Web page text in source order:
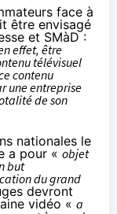
face à
être envisagé
et SMàD :
effet, être
télévisuel
contenu
une entreprise
de son
nationales le
a pour « objet
but
du grand
devront
vidéo « a